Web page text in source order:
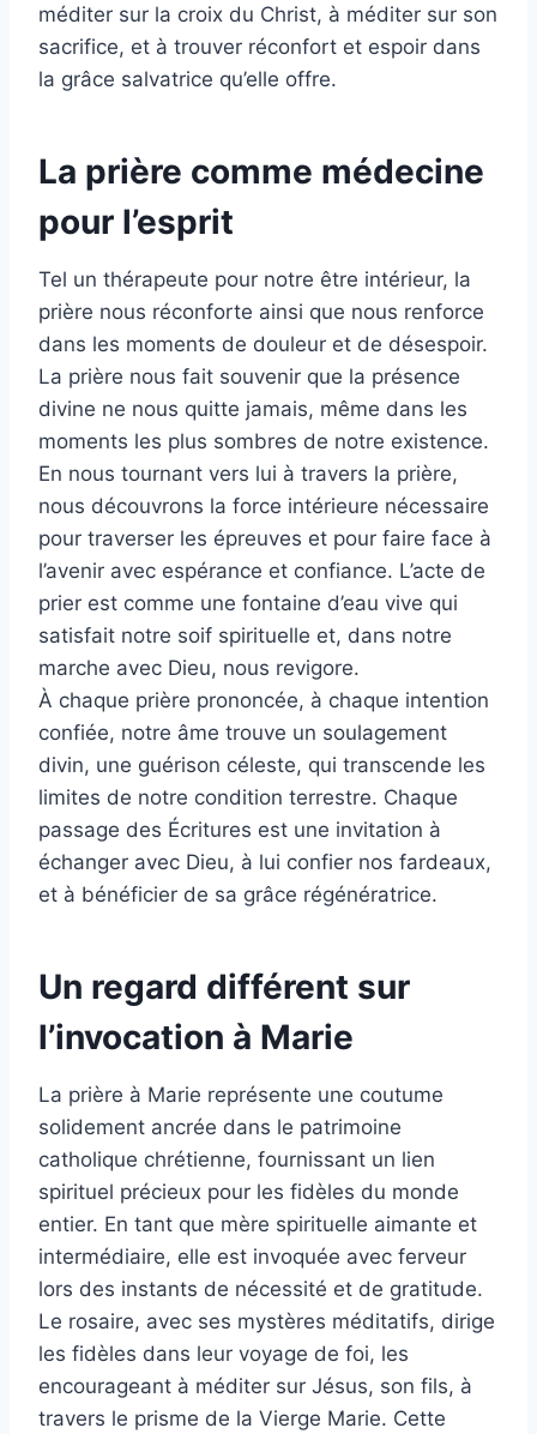
méditer sur la croix du Christ, à méditer sur son
sacrifice, et à trouver réconfort et espoir dans
la grâce salvatrice qu’elle offre.
La prière comme médecine
pour l’esprit
Tel un thérapeute pour notre être intérieur, la
prière nous réconforte ainsi que nous renforce
dans les moments de douleur et de désespoir.
La prière nous fait souvenir que la présence
divine ne nous quitte jamais, même dans les
moments les plus sombres de notre existence.
En nous tournant vers lui à travers la prière,
nous découvrons la force intérieure nécessaire
pour traverser les épreuves et pour faire face à
l’avenir avec espérance et confiance. L’acte de
prier est comme une fontaine d’eau vive qui
satisfait notre soif spirituelle et, dans notre
marche avec Dieu, nous revigore.
À chaque prière prononcée, à chaque intention
confiée, notre âme trouve un soulagement
divin, une guérison céleste, qui transcende les
limites de notre condition terrestre. Chaque
passage des Écritures est une invitation à
échanger avec Dieu, à lui confier nos fardeaux,
et à bénéficier de sa grâce régénératrice.
Un regard différent sur
l’invocation à Marie
La prière à Marie représente une coutume
solidement ancrée dans le patrimoine
catholique chrétienne, fournissant un lien
spirituel précieux pour les fidèles du monde
entier. En tant que mère spirituelle aimante et
intermédiaire, elle est invoquée avec ferveur
lors des instants de nécessité et de gratitude.
Le rosaire, avec ses mystères méditatifs, dirige
les fidèles dans leur voyage de foi, les
encourageant à méditer sur Jésus, son fils, à
travers le prisme de la Vierge Marie. Cette